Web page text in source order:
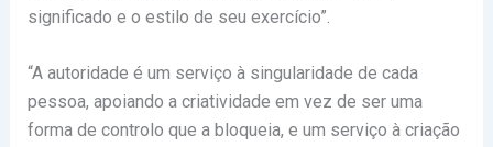
significado e o estilo de seu exercício”.
“A autoridade é um serviço à singularidade de cada
pessoa, apoiando a criatividade em vez de ser uma
forma de controlo que a bloqueia, e um serviço à criação